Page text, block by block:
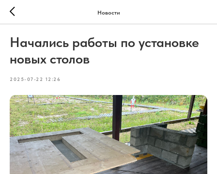
Новости
Начались работы по установке
новых столов
2025-07-22 12:26